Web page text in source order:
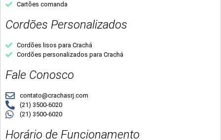
Cartões comanda
Cordões Personalizados
Cordões lisos para Crachá
Cordões personalizados para Crachá
Fale Conosco
contato@crachasrj.com
(21) 3500-6020
(21) 3500-6020
Horário de Funcionamento